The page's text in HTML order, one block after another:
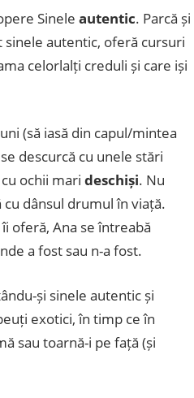
Sinele autentic. Parcă și
sinele autentic, oferă cursuri
celorlalți creduli și care iși
(să iasă din capul/mintea
descurcă cu unele stări
ochii mari deschiși. Nu
dânsul drumul în viață.
oferă, Ana se întreabă
a fost sau n-a fost.
și sinele autentic și
exotici, în timp ce în
sau toarnă-i pe față (și